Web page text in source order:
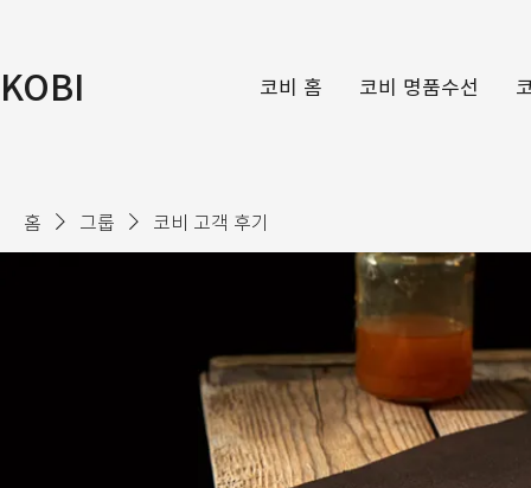
KOBI 코비 홈 코비 명품수선
홈 그룹 코비 고객 후기